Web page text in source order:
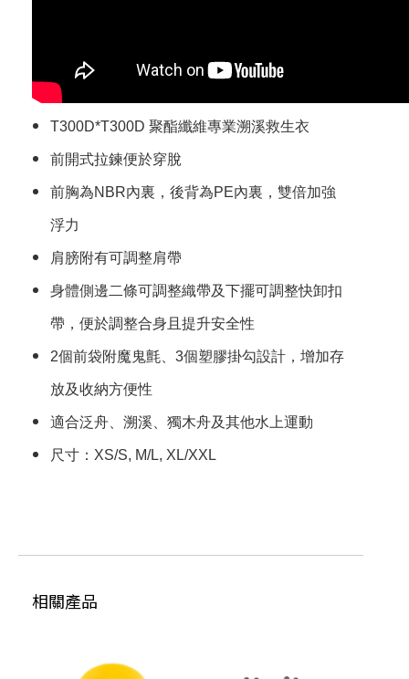
T300D*T300D 聚酯纖維專業溯溪救生衣
前開式拉鍊便於穿脫
前胸為NBR內裏，後背為PE內裏，雙倍加強
浮力
肩膀附有可調整肩帶
身體側邊二條可調整織帶及下擺可調整快卸扣
帶，便於調整合身且提升安全性
2個前袋附魔鬼氈、3個塑膠掛勾設計，增加存
放及收納方便性
適合泛舟、溯溪、獨木舟及其他水上運動
尺寸：XS/S, M/L, XL/XXL
相關產品